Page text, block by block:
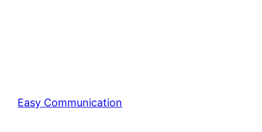
Easy Communication